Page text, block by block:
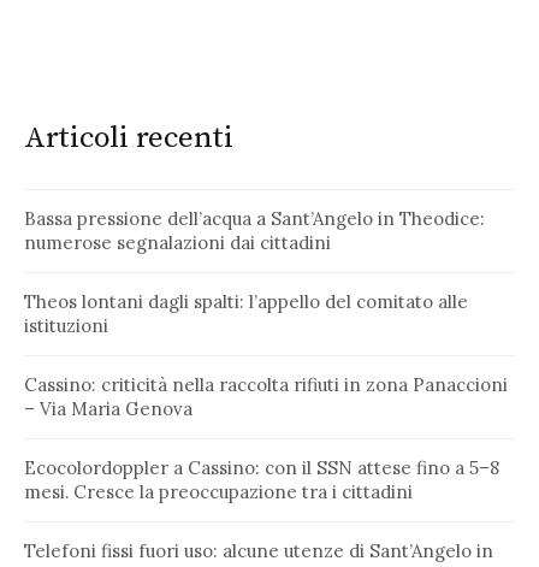
Articoli recenti
Bassa pressione dell’acqua a Sant’Angelo in Theodice:
numerose segnalazioni dai cittadini
Theos lontani dagli spalti: l’appello del comitato alle
istituzioni
Cassino: criticità nella raccolta rifiuti in zona Panaccioni
– Via Maria Genova
Ecocolordoppler a Cassino: con il SSN attese fino a 5–8
mesi. Cresce la preoccupazione tra i cittadini
Telefoni fissi fuori uso: alcune utenze di Sant’Angelo in